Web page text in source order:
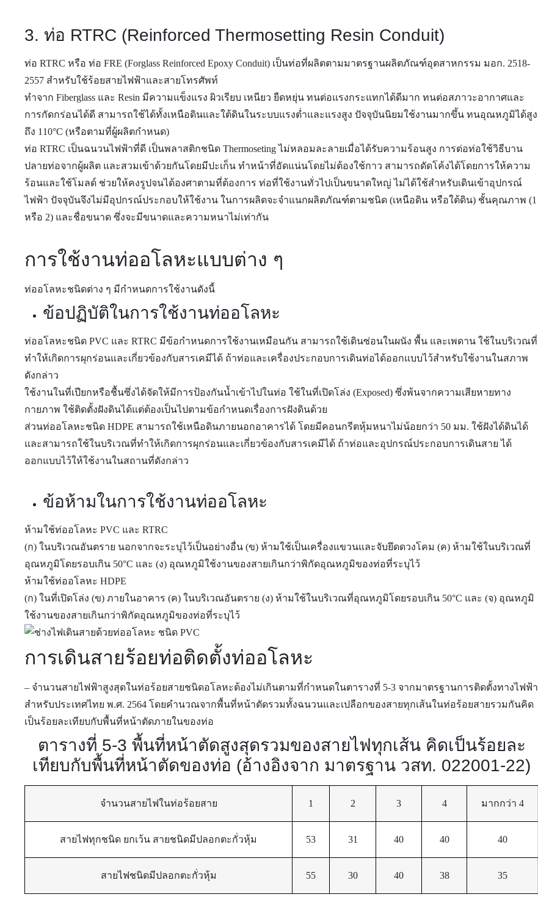
3. ท่อ RTRC (Reinforced Thermosetting Resin Conduit)
ท่อ RTRC หรือ ท่อ FRE (Forglass Reinforced Epoxy Conduit) เป็นท่อที่ผลิตตามมาตรฐานผลิตภัณฑ์อุตสาหกรรม มอก. 2518-
2557 สำหรับใช้ร้อยสายไฟฟ้าและสายโทรศัพท์
ทำจาก Fiberglass และ Resin มีความแข็งแรง ผิวเรียบ เหนียว ยืดหยุ่น ทนต่อแรงกระแทกได้ดีมาก ทนต่อสภาวะอากาศและ
การกัดกร่อนได้ดี สามารถใช้ได้ทั้งเหนือดินและใต้ดินในระบบแรงต่ำและแรงสูง ปัจจุบันนิยมใช้งานมากขึ้น ทนอุณหภูมิได้สูง
ถึง 110°C (หรือตามที่ผู้ผลิตกำหนด)
ท่อ RTRC เป็นฉนวนไฟฟ้าที่ดี เป็นพลาสติกชนิด Thermoseting ไม่หลอมละลายเมื่อได้รับความร้อนสูง การต่อท่อใช้วิธีบาน
ปลายท่อจากผู้ผลิต และสวมเข้าด้วยกันโดยมีปะเก็น ทำหน้าที่อัดแน่นโดยไม่ต้องใช้กาว สามารถดัดโค้งได้โดยการให้ความ
ร้อนและใช้โมลด์ ช่วยให้คงรูปจนได้องศาตามที่ต้องการ ท่อที่ใช้งานทั่วไปเป็นขนาดใหญ่ ไม่ได้ใช้สำหรับเดินเข้าอุปกรณ์
ไฟฟ้า ปัจจุบันจึงไม่มีอุปกรณ์ประกอบให้ใช้งาน ในการผลิตจะจำแนกผลิตภัณฑ์ตามชนิด (เหนือดิน หรือใต้ดิน) ชั้นคุณภาพ (1
หรือ 2) และชื่อขนาด ซึ่งจะมีขนาดและความหนาไม่เท่ากัน
การใช้งานท่ออโลหะแบบต่าง ๆ
ท่ออโลหะชนิดต่าง ๆ มีกำหนดการใช้งานดังนี้
ข้อปฏิบัติในการใช้งานท่ออโลหะ
ท่ออโลหะชนิด PVC และ RTRC มีข้อกำหนดการใช้งานเหมือนกัน สามารถใช้เดินซ่อนในผนัง พื้น และเพดาน ใช้ในบริเวณที่
ทำให้เกิดการผุกร่อนและเกี่ยวข้องกับสารเคมีได้ ถ้าท่อและเครื่องประกอบการเดินท่อได้ออกแบบไว้สำหรับใช้งานในสภาพ
ดังกล่าว
ใช้งานในที่เปียกหรือชื้นซึ่งได้จัดให้มีการป้องกันน้ำเข้าไปในท่อ ใช้ในที่เปิดโล่ง (Exposed) ซึ่งพ้นจากความเสียหายทาง
กายภาพ ใช้ติดตั้งฝังดินได้แต่ต้องเป็นไปตามข้อกำหนดเรื่องการฝังดินด้วย
ส่วนท่ออโลหะชนิด HDPE สามารถใช้เหนือดินภายนอกอาคารได้ โดยมีคอนกรีตหุ้มหนาไม่น้อยกว่า 50 มม. ใช้ฝังได้ดินได้
และสามารถใช้ในบริเวณที่ทำให้เกิดการผุกร่อนและเกี่ยวข้องกับสารเคมีได้ ถ้าท่อและอุปกรณ์ประกอบการเดินสาย ได้
ออกแบบไว้ให้ใช้งานในสถานที่ดังกล่าว
ข้อห้ามในการใช้งานท่ออโลหะ
ห้ามใช้ท่ออโลหะ PVC และ RTRC
(ก) ในบริเวณอันตราย นอกจากจะระบุไว้เป็นอย่างอื่น (ข) ห้ามใช้เป็นเครื่องแขวนและจับยึดดวงโคม (ค) ห้ามใช้ในบริเวณที่
อุณหภูมิโดยรอบเกิน 50°C และ (ง) อุณหภูมิใช้งานของสายเกินกว่าพิกัดอุณหภูมิของท่อที่ระบุไว้
ห้ามใช้ท่ออโลหะ HDPE
(ก) ในที่เปิดโล่ง (ข) ภายในอาคาร (ค) ในบริเวณอันตราย (ง) ห้ามใช้ในบริเวณที่อุณหภูมิโดยรอบเกิน 50°C และ (จ) อุณหภูมิ
ใช้งานของสายเกินกว่าพิกัดอุณหภูมิของท่อที่ระบุไว้
การเดินสายร้อยท่อติดตั้งท่ออโลหะ
– จำนวนสายไฟฟ้าสูงสุดในท่อร้อยสายชนิดอโลหะต้องไม่เกินตามที่กำหนดในตารางที่ 5-3 จากมาตรฐานการติดตั้งทางไฟฟ้า
สำหรับประเทศไทย พ.ศ. 2564 โดยคำนวณจากพื้นที่หน้าตัดรวมทั้งฉนวนและเปลือกของสายทุกเส้นในท่อร้อยสายรวมกันคิด
เป็นร้อยละเทียบกับพื้นที่หน้าตัดภายในของท่อ
ตารางที่ 5-3 พื้นที่หน้าตัดสูงสุดรวมของสายไฟทุกเส้น คิดเป็นร้อยละ
เทียบกับพื้นที่หน้าตัดของท่อ (อ้างอิงจาก มาตรฐาน วสท. 022001-22)
จํานวนสายไฟในท่อร้อยสาย 1 2 3 4 มากกว่า 4
สายไฟทุกชนิด ยกเว้น สายชนิดมีปลอกตะกั่วหุ้ม 53 31 40 40 40
สายไฟชนิดมีปลอกตะกั่วหุ้ม 55 30 40 38 35